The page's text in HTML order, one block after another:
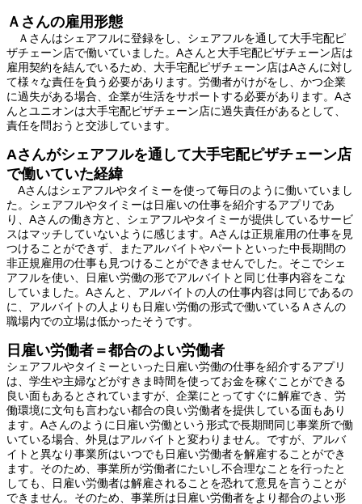
Ａさんの雇用形態
Ａさんはシェアフルに登録をし、シェアフルを通して大手宅配ピ
ザチェーン店で働いていました。Aさんと大手宅配ピザチェーン店は
雇用契約を結んでいるため、大手宅配ピザチェーン店はAさんに対し
て様々な責任を負う必要があります。労働者がけがをし、かつ企業
に過失がある場合、企業が生活をサポートする必要があります。Aさ
んとユニオンは大手宅配ピザチェーン店に過失責任があるとして、
責任を問おうと交渉しています。
Aさんがシェアフルを通して大手宅配ピザチェーン店
で働いていた経緯
Aさんはシェアフルやタイミーを使って毎日のように働いていまし
た。シェアフルやタイミーは日雇いの仕事を紹介するアプリであ
り、Aさんの働き方と、シェアフルやタイミーが提供しているサービ
スはマッチしていないように感じます。Aさんは正規雇用の仕事を見
つけることができず、またアルバイトやパートといった中長期間の
非正規雇用の仕事も見つけることができませんでした。そこでシェ
アフルを使い、日雇い労働の形でアルバイトと同じ仕事内容をこな
していました。Aさんと、アルバイトの人の仕事内容は同じであるの
に、アルバイトの人よりも日雇い労働の形式で働いているＡさんの
職場内での立場は低かったそうです。
日雇い労働者＝都合のよい労働者
シェアフルやタイミーといった日雇い労働の仕事を紹介するアプリ
は、学生や主婦などがすきま時間を使ってお金を稼ぐことができる
良い面もあるとされていますが、企業にとってすぐに解雇でき、労
働環境に文句も言わない都合の良い労働者を提供している面もあり
ます。Aさんのように日雇い労働という形式で長期間同じ事業所で働
いている場合、外見はアルバイトと変わりません。ですが、アルバ
イトと異なり事業所はいつでも日雇い労働者を解雇することができ
ます。そのため、事業所が労働者にたいし不合理なことを行ったと
しても、日雇い労働者は解雇されることを恐れて意見を言うことが
できません。そのため、事業所は日雇い労働者をより都合のよい形